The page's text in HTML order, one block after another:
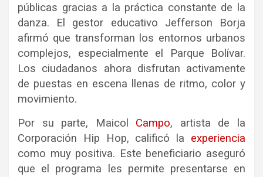
públicas gracias a la práctica constante de la
danza. El gestor educativo Jefferson Borja
afirmó que transforman los entornos urbanos
complejos, especialmente el Parque Bolívar.
Los ciudadanos ahora disfrutan activamente
de puestas en escena llenas de ritmo, color y
movimiento.
Por su parte, Maicol Campo, artista de la
Corporación Hip Hop, calificó la experiencia
como muy positiva. Este beneficiario aseguró
que el programa les permite presentarse en